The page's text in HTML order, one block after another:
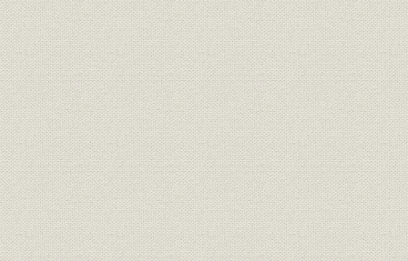
報知新聞の出版物
明治・大正・昭和を経て平成の40000号まで
薬研堀時代の社屋
明治・昭和期の紙面
漫画「ノンキナトウサン」
「婦人子供報知」
「紙齢40000号を迎える」紙面